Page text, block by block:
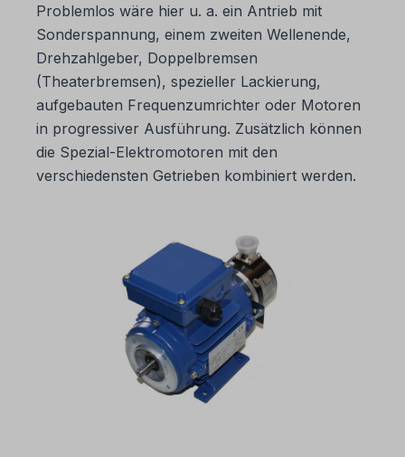
Problemlos wäre hier u. a. ein Antrieb mit
Sonderspannung, einem zweiten Wellenende,
Drehzahlgeber, Doppelbremsen
(Theaterbremsen), spezieller Lackierung,
aufgebauten Frequenzumrichter oder Motoren
in progressiver Ausführung. Zusätzlich können
die Spezial-Elektromotoren mit den
verschiedensten Getrieben kombiniert werden.